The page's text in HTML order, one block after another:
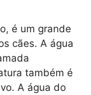
é um grande
cães. A água
também é
A água do